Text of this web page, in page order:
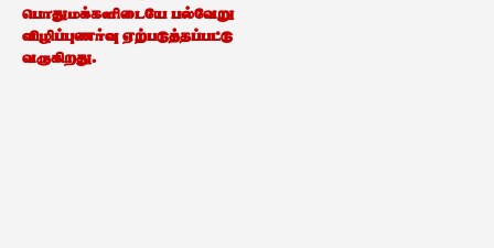
பொதுமக்களிடையே பல்வேறு
விழிப்புணர்வு ஏற்படுத்தப்பட்டு
வருகிறது.